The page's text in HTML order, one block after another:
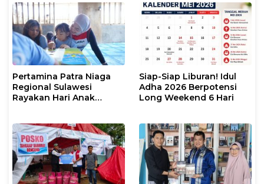
Pertamina Patra Niaga
Regional Sulawesi
Rayakan Hari Anak
Tumbuh Generasi
Penjaga Pesisir
Siap-Siap Liburan! Idul
Adha 2026 Berpotensi
Long Weekend 6 Hari